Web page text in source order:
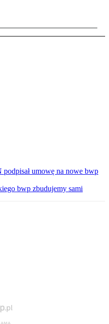
umowę na nowe bwp
bwp zbudujemy sami